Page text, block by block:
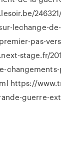
lechange-
pas-
stage.fr/
https://
guerre-